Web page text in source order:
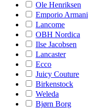
Ole Henriksen
Emporio Armani
Lancome
OBH Nordica
Ilse Jacobsen
Lancaster
Ecco
Juicy Couture
Birkenstock
Weleda
Bjørn Borg